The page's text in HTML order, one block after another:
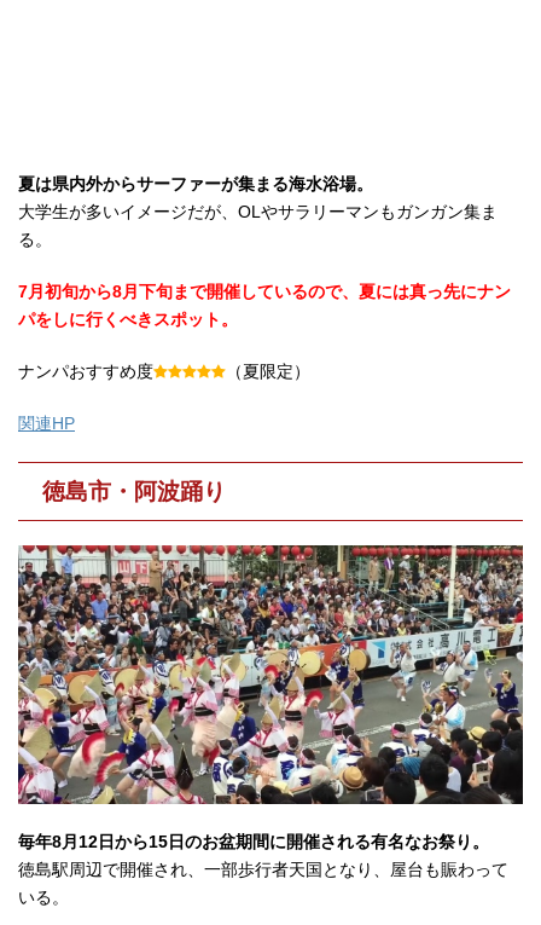
夏は県内外からサーファーが集まる海水浴場。
大学生が多いイメージだが、OLやサラリーマンもガンガン集ま
る。
7月初旬から8月下旬まで開催しているので、夏には真っ先にナン
パをしに行くべきスポット。
ナンパおすすめ度 （夏限定）
関連HP
徳島市・阿波踊り
毎年8月12日から15日のお盆期間に開催される有名なお祭り。
徳島駅周辺で開催され、一部歩行者天国となり、屋台も賑わって
いる。